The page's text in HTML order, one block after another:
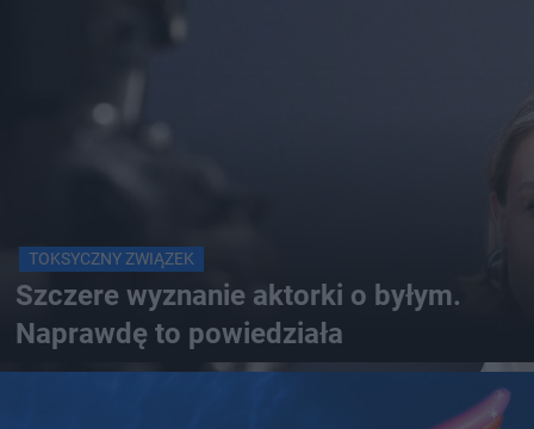
TOKSYCZNY ZWIĄZEK
Szczere wyznanie aktorki o byłym.
Naprawdę to powiedziała